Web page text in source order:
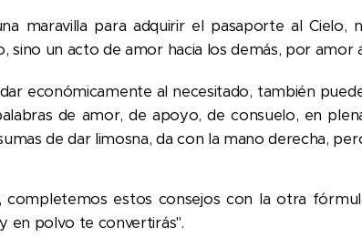
maravilla para adquirir el pasaporte al
sino un acto de amor hacia los demás, por amor
económicamente al necesitado, también
de amor, de apoyo, de consuelo, en
de dar limosna, da con la mano derecha,
completemos estos consejos con la otra
en polvo te convertirás".